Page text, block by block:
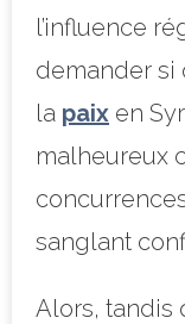
l’influence
demander si
la paix en
malheureux
sanglant
Alors, tandis